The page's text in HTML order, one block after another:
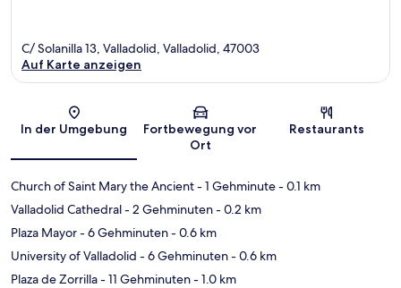
Karte
C/ Solanilla 13, Valladolid, Valladolid, 47003
Auf Karte anzeigen
In der Umgebung
Fortbewegung vor
Ort
Restaurants
Church of Saint Mary the Ancient- 1 Gehminute- 0.1 km
Valladolid Cathedral- 2 Gehminuten- 0.2 km
Plaza Mayor- 6 Gehminuten- 0.6 km
University of Valladolid - 6 Gehminuten- 0.6 km
Plaza de Zorrilla- 11 Gehminuten- 1.0 km